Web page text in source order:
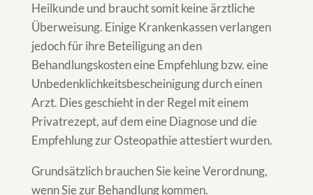
Heilkunde und braucht somit keine ärztliche
Überweisung. Einige Krankenkassen verlangen
jedoch für ihre Beteiligung an den
Behandlungskosten eine Empfehlung bzw. eine
Unbedenklichkeitsbescheinigung durch einen
Arzt. Dies geschieht in der Regel mit einem
Privatrezept, auf dem eine Diagnose und die
Empfehlung zur Osteopathie attestiert wurden.
Grundsätzlich brauchen Sie keine Verordnung,
wenn Sie zur Behandlung kommen.